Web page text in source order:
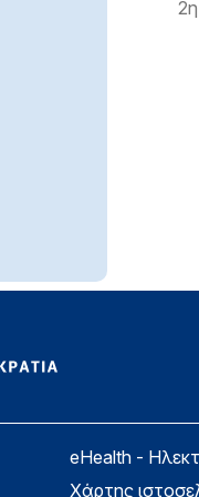
eHealth -
Χάρτης